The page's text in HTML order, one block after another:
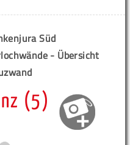
Süd
- Übersicht
(5)